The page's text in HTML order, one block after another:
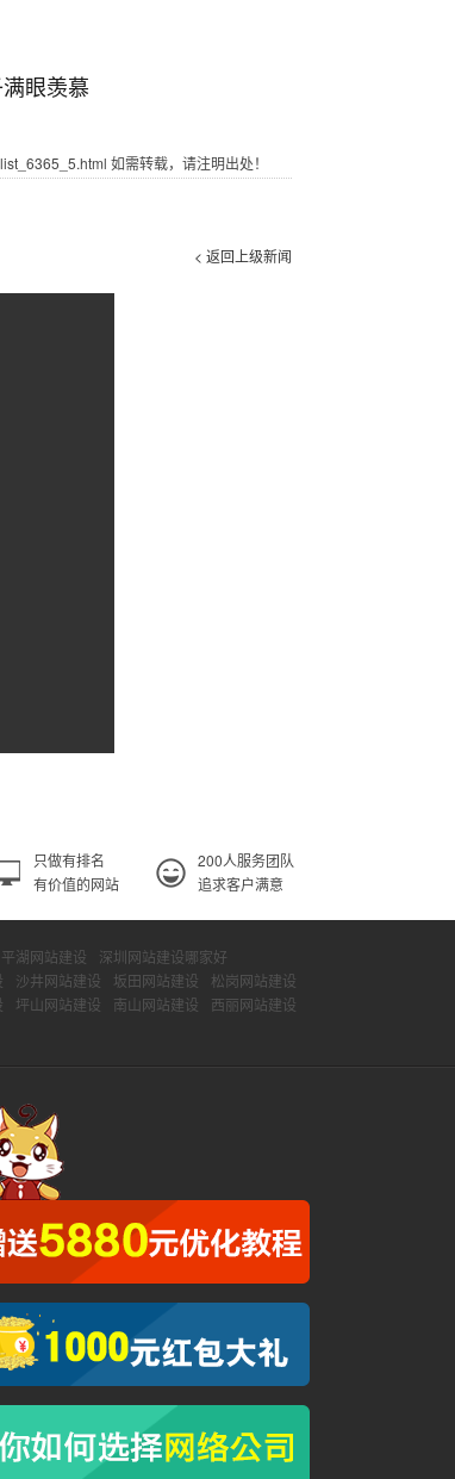
如需转载，请注明出处！
< 返回上级新闻
只做有排名
有价值的网站
200人服务团队
追求客户满意
平湖网站建设
深圳网站建设哪家好
沙井网站建设 坂田网站建设
松岗网站建设
坪山网站建设 南山网站建设
西丽网站建设